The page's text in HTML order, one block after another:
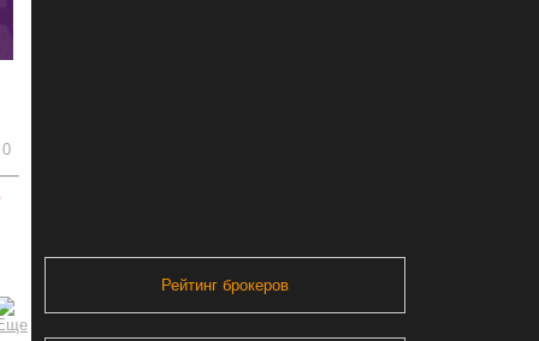
0
Рейтинг брокеров